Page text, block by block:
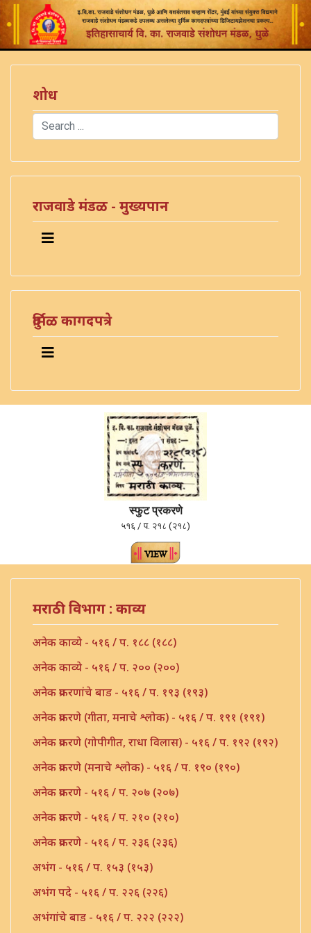
शोध
Search
राजवाडे मंडळ - मुख्यपान
दुर्मिळ कागदपत्रे
स्फुट प्रकरणे
५१६ / प. २१८ (२१८)
मराठी विभाग : काव्य
अनेक काव्ये - ५१६ / प. १८८ (१८८)
अनेक काव्ये - ५१६ / प. २०० (२००)
अनेक प्रकरणांचे बाड - ५१६ / प. १९३ (१९३)
अनेक प्रकरणे (गीता, मनाचे श्लोक) - ५१६ / प. १९१ (१९१)
अनेक प्रकरणे (गोपीगीत, राधा विलास) - ५१६ / प. १९२ (१९२)
अनेक प्रकरणे (मनाचे श्लोक) - ५१६ / प. १९० (१९०)
अनेक प्रकरणे - ५१६ / प. २०७ (२०७)
अनेक प्रकरणे - ५१६ / प. २१० (२१०)
अनेक प्रकरणे - ५१६ / प. २३६ (२३६)
अभंग - ५१६ / प. १५३ (१५३)
अभंग पदे - ५१६ / प. २२६ (२२६)
अभंगांचे बाड - ५१६ / प. २२२ (२२२)